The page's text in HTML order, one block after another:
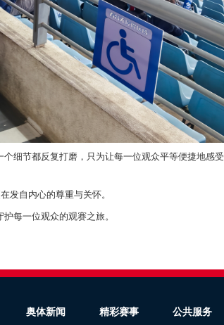
细节都反复打磨，只为让每一位观众平等便捷地感受
发自内心的尊重与关怀。
每一位观众的观赛之旅。
奥体新闻 精彩赛事 公共服务